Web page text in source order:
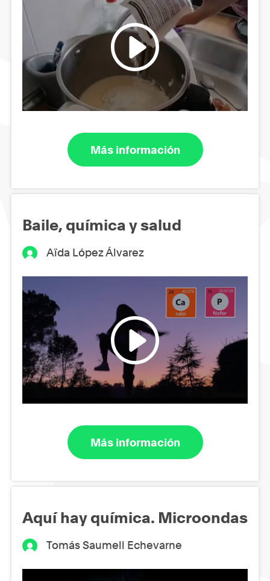
Más información
Baile, química y salud
Aïda López Álvarez
Más información
Aquí hay química. Microondas
Tomás Saumell Echevarne